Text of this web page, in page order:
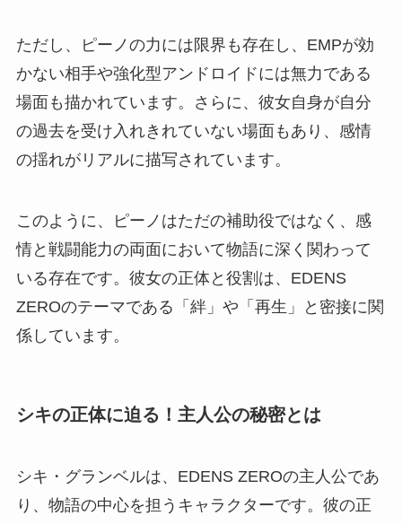
ただし、ピーノの力には限界も存在し、EMPが効
かない相手や強化型アンドロイドには無力である
場面も描かれています。さらに、彼女自身が自分
の過去を受け入れきれていない場面もあり、感情
の揺れがリアルに描写されています。
このように、ピーノはただの補助役ではなく、感
情と戦闘能力の両面において物語に深く関わって
いる存在です。彼女の正体と役割は、EDENS
ZEROのテーマである「絆」や「再生」と密接に関
係しています。
シキの正体に迫る！主人公の秘密とは
シキ・グランベルは、EDENS ZEROの主人公であ
り、物語の中心を担うキャラクターです。彼の正